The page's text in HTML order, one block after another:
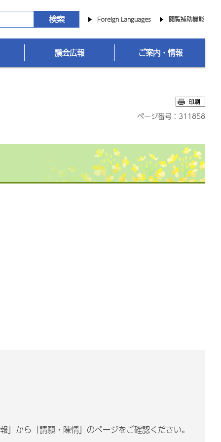
Foreign Languages 閲覧補助機能
議会広報 ご案内・情報
ページ番号：311858
から「請願・陳情」のページをご確認ください。